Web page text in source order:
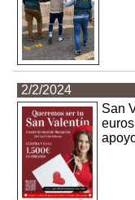
2/2/2024
San